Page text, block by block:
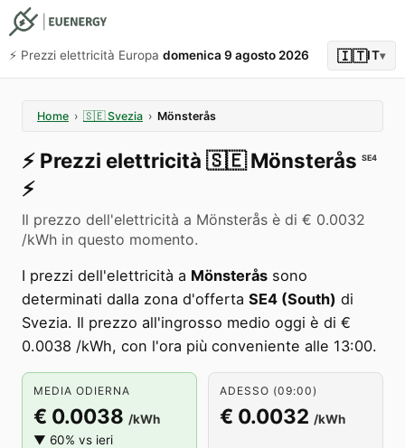
⚡️ Prezzi elettricità Europa domenica 9 agosto 2026 🇮🇹IT▾
Home › 🇸🇪 Svezia › Mönsterås
⚡️ Prezzi elettricità 🇸🇪 Mönsterås SE4
⚡️
Il prezzo dell'elettricità a Mönsterås è di € 0.0032
/kWh in questo momento.
I prezzi dell'elettricità a Mönsterås sono
determinati dalla zona d'offerta SE4 (South) di
Svezia. Il prezzo all'ingrosso medio oggi è di €
0.0038 /kWh, con l'ora più conveniente alle 13:00.
MEDIA ODIERNA
€ 0.0038 /kWh
▼ 60% vs ieri
ADESSO (09:00)
€ 0.0032 /kWh